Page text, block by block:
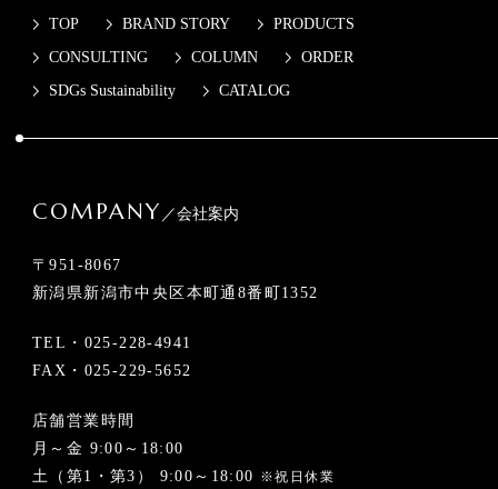
TOP BRAND STORY
PRODUCTS
CONSULTING
COLUMN
ORDER
SDGs Sustainability
CATALOG
COMPANY ／会社案内
〒951-8067
新潟県新潟市中央区本町通8番町1352
TEL・ 025-228-4941
FAX・025-229-5652
店舗営業時間
月～金 9:00～18:00
土（第1・第3） 9:00～18:00 ※祝日休業